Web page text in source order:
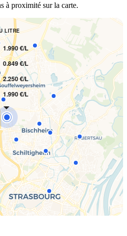
à proximité sur la carte.
LITRE
1.990 €/L
0.849 €/L
2.250 €/L
1.990 €/L